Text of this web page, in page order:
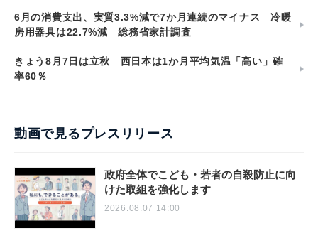
6月の消費支出、実質3.3%減で7か月連続のマイナス 冷暖
房用器具は22.7%減 総務省家計調査
きょう8月7日は立秋 西日本は1か月平均気温「高い」確
率60％
動画で見るプレスリリース
政府全体でこども・若者の自殺防止に向
けた取組を強化します
2026.08.07 14:00